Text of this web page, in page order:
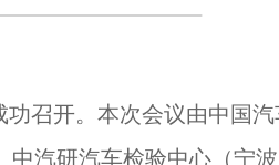
功召开。本次会议由中国
汽研汽车检验中心（宁波